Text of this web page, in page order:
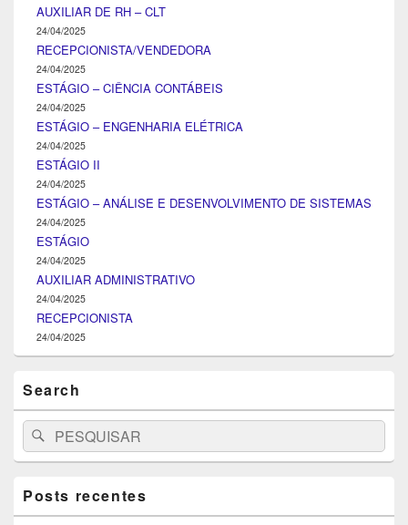
AUXILIAR DE RH – CLT
24/04/2025
RECEPCIONISTA/VENDEDORA
24/04/2025
ESTÁGIO – CIÊNCIA CONTÁBEIS
24/04/2025
ESTÁGIO – ENGENHARIA ELÉTRICA
24/04/2025
ESTÁGIO II
24/04/2025
ESTÁGIO – ANÁLISE E DESENVOLVIMENTO DE SISTEMAS
24/04/2025
ESTÁGIO
24/04/2025
AUXILIAR ADMINISTRATIVO
24/04/2025
RECEPCIONISTA
24/04/2025
Search
Search
for:
Pesquisar
Posts recentes